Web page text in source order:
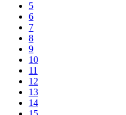
5
6
7
8
9
10
11
12
13
14